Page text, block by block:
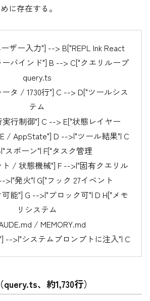
に存在する。
ザー入力"] --> B["REPL Ink React
バインド"] B --> C["クエリループ
query.ts
タ / 1730行"] C --> D["ツールシス
テム
行制御"] C --> E["状態レイヤー
/ AppState"] D -->|"ツール結果"| C
スポーン"| F["タスク管理
/ 状態機械"] F -->|"固有クエリル
>|"発火"| G["フック 27イベント
能"] G -->|"ブロック可"| D H["メモ
リシステム
/ MEMORY.md
-->|"システムプロンプトに注入"| C
、約1,730行）